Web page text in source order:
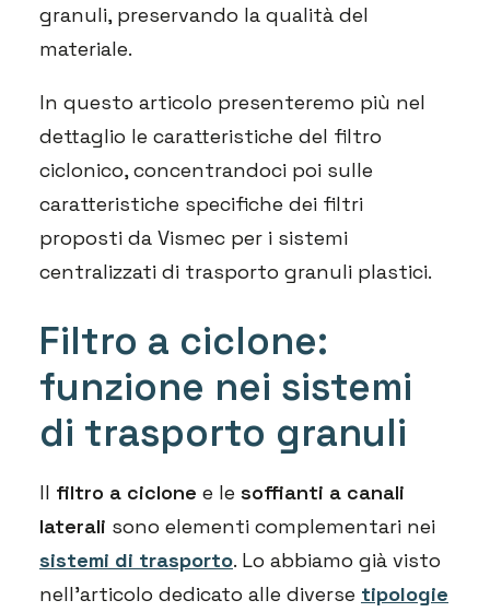
granuli, preservando la qualità del
materiale.
In questo articolo presenteremo più nel
dettaglio le caratteristiche del filtro
ciclonico, concentrandoci poi sulle
caratteristiche specifiche dei filtri
proposti da Vismec per i sistemi
centralizzati di trasporto granuli plastici.
Filtro a ciclone:
funzione nei sistemi
di trasporto granuli
Il filtro a ciclone e le soffianti a canali
laterali sono elementi complementari nei
sistemi di trasporto. Lo abbiamo già visto
nell’articolo dedicato alle diverse tipologie